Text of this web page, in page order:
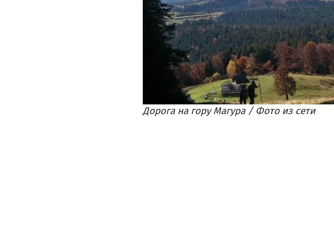
Дорога на гору Магура / Фото из сети